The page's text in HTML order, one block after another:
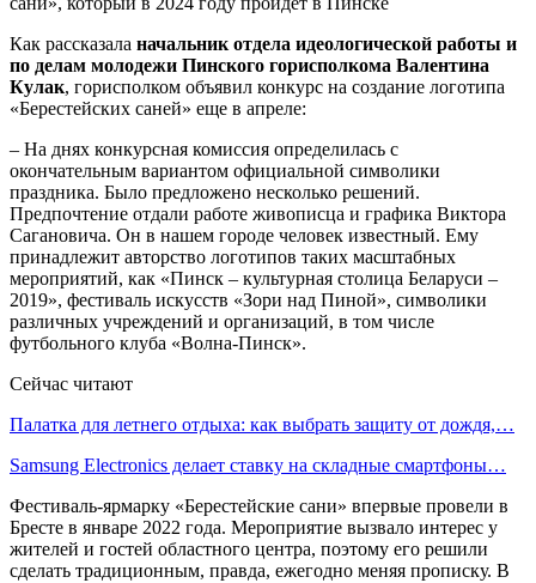
Как рассказала начальник отдела идеологической работы и
по делам молодежи Пинского горисполкома Валентина
Кулак, горисполком объявил конкурс на создание логотипа
«Берестейских саней» еще в апреле:
– На днях конкурсная комиссия определилась с
окончательным вариантом официальной символики
праздника. Было предложено несколько решений.
Предпочтение отдали работе живописца и графика Виктора
Сагановича. Он в нашем городе человек известный. Ему
принадлежит авторство логотипов таких масштабных
мероприятий, как «Пинск – культурная столица Беларуси –
2019», фестиваль искусств «Зори над Пиной», символики
различных учреждений и организаций, в том числе
футбольного клуба «Волна-Пинск».
Сейчас читают
Палатка для летнего отдыха: как выбрать защиту от дождя,…
Samsung Electronics делает ставку на складные смартфоны…
Фестиваль-ярмарку «Берестейские сани» впервые провели в
Бресте в январе 2022 года. Мероприятие вызвало интерес у
жителей и гостей областного центра, поэтому его решили
сделать традиционным, правда, ежегодно меняя прописку. В